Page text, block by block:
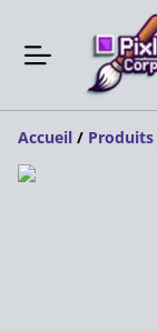
Accueil / Produits